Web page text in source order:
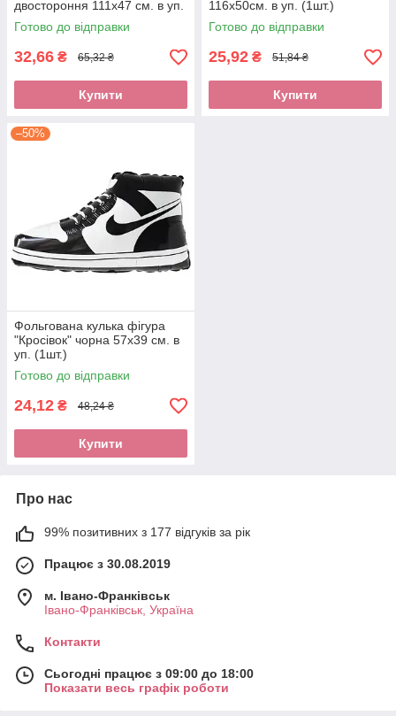
двостороння 111х47 см. в уп.
(1шт.)
Готово до відправки
32,66 ₴ 65,32 ₴
Купити
116х50см. в уп. (1шт.)
Готово до відправки
25,92 ₴ 51,84 ₴
Купити
–50%
Фольгована кулька фігура
"Кросівок" чорна 57х39 см. в
уп. (1шт.)
Готово до відправки
24,12 ₴ 48,24 ₴
Купити
Про нас
99% позитивних з 177 відгуків за рік
Працює з 30.08.2019
м. Івано-Франківськ
Івано-Франківськ, Україна
Контакти
Сьогодні працює з 09:00 до 18:00
Показати весь графік роботи